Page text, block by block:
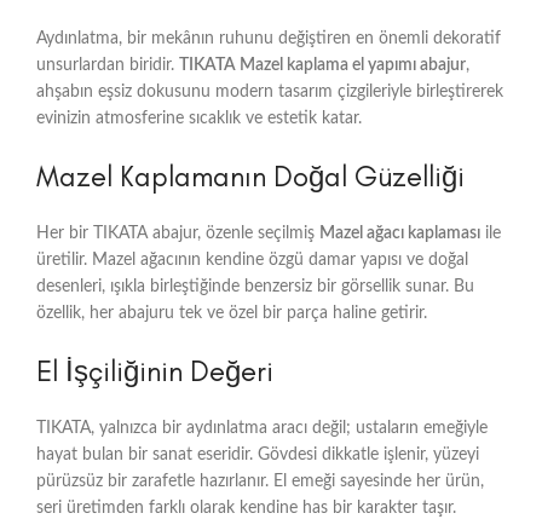
Aydınlatma, bir mekânın ruhunu değiştiren en önemli dekoratif
unsurlardan biridir.
TIKATA Mazel kaplama el yapımı abajur,
ahşabın eşsiz dokusunu modern tasarım çizgileriyle birleştirerek
evinizin atmosferine sıcaklık ve estetik katar.
Mazel Kaplamanın Doğal Güzelliği
Her bir TIKATA abajur, özenle seçilmiş Mazel ağacı kaplaması ile
üretilir. Mazel ağacının kendine özgü damar yapısı ve doğal
desenleri, ışıkla birleştiğinde benzersiz bir görsellik sunar. Bu
özellik, her abajuru tek ve özel bir parça haline getirir.
El İşçiliğinin Değeri
TIKATA, yalnızca bir aydınlatma aracı değil; ustaların emeğiyle
hayat bulan bir sanat eseridir. Gövdesi dikkatle işlenir, yüzeyi
pürüzsüz bir zarafetle hazırlanır. El emeği sayesinde her ürün,
seri üretimden farklı olarak kendine has bir karakter taşır.